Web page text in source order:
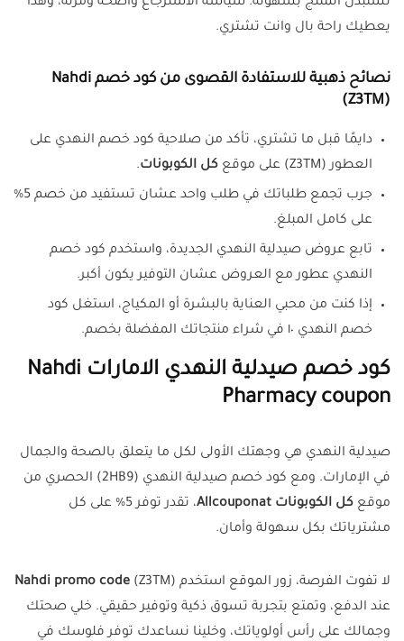
يعطيك راحة بال وانت تشتري.
نصائح ذهبية للاستفادة القصوى من كود خصم Nahdi
(Z3TM)
دايمًا قبل ما تشتري، تأكد من صلاحية كود خصم النهدي على
العطور (Z3TM) على موقع
كل الكوبونات.
جرب تجمع طلباتك في طلب واحد عشان تستفيد من خصم 5%
على كامل المبلغ.
تابع عروض صيدلية النهدي الجديدة، واستخدم كود خصم
النهدي عطور مع العروض عشان التوفير يكون أكبر.
إذا كنت من محبي العناية بالبشرة أو المكياج، استغل كود
خصم النهدي ١٠ في شراء منتجاتك المفضلة بخصم.
كود خصم صيدلية النهدي الامارات Nahdi
Pharmacy coupon
صيدلية النهدي هي وجهتك الأولى لكل ما يتعلق بالصحة والجمال
في الإمارات. ومع كود خصم صيدلية النهدي (2HB9) الحصري من
موقع كل الكوبونات Allcouponat
، تقدر توفر 5% على كل
مشترياتك بكل سهولة وأمان.
لا تفوت الفرصة، زور الموقع استخدم Nahdi promo code (Z3TM)
عند الدفع، وتمتع بتجربة تسوق ذكية وتوفير حقيقي. خلي صحتك
وجمالك على رأس أولوياتك، وخلينا نساعدك توفر فلوسك في